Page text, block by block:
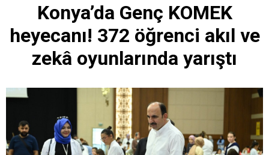
Konya’da Genç KOMEK
heyecanı! 372 öğrenci akıl ve
zekâ oyunlarında yarıştı